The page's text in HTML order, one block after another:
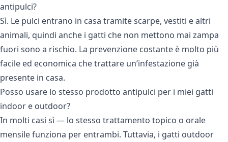
antipulci?
Sì. Le pulci entrano in casa tramite scarpe, vestiti e altri
animali, quindi anche i gatti che non mettono mai zampa
fuori sono a rischio. La prevenzione costante è molto più
facile ed economica che trattare un’infestazione già
presente in casa.
Posso usare lo stesso prodotto antipulci per i miei gatti
indoor e outdoor?
In molti casi sì — lo stesso trattamento topico o orale
mensile funziona per entrambi. Tuttavia, i gatti outdoor